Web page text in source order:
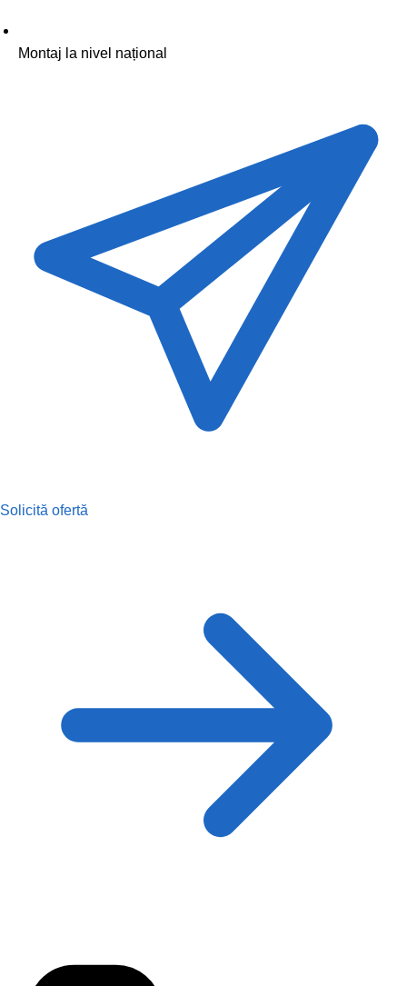
Montaj la nivel național
Solicită ofertă